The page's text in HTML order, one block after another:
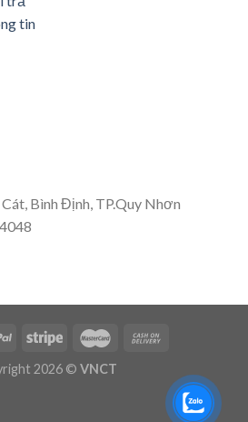
tin
Cát, Bình Định, TP.Quy Nhơn
2026 © VNCT